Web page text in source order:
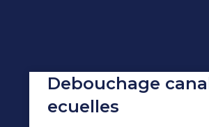
Debouchage
ecuelles